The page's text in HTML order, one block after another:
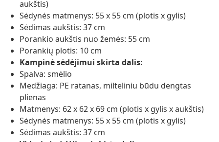
aukštis)
Sėdynės matmenys: 55 x 55 cm (plotis x gylis)
Sėdimas aukštis: 37 cm
Porankio aukštis nuo žemės: 55 cm
Porankių plotis: 10 cm
Kampinė sėdėjimui skirta dalis:
Spalva: smėlio
Medžiaga: PE ratanas, milteliniu būdu dengtas
plienas
Matmenys: 62 x 62 x 69 cm (plotis x gylis x aukštis)
Sėdynės matmenys: 55 x 55 cm (plotis x gylis)
Sėdimas aukštis: 37 cm